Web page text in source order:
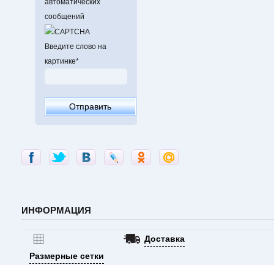
автоматических
сообщений
Введите слово на
картинке*
ИНФОРМАЦИЯ
Размерные сетки
Доставка